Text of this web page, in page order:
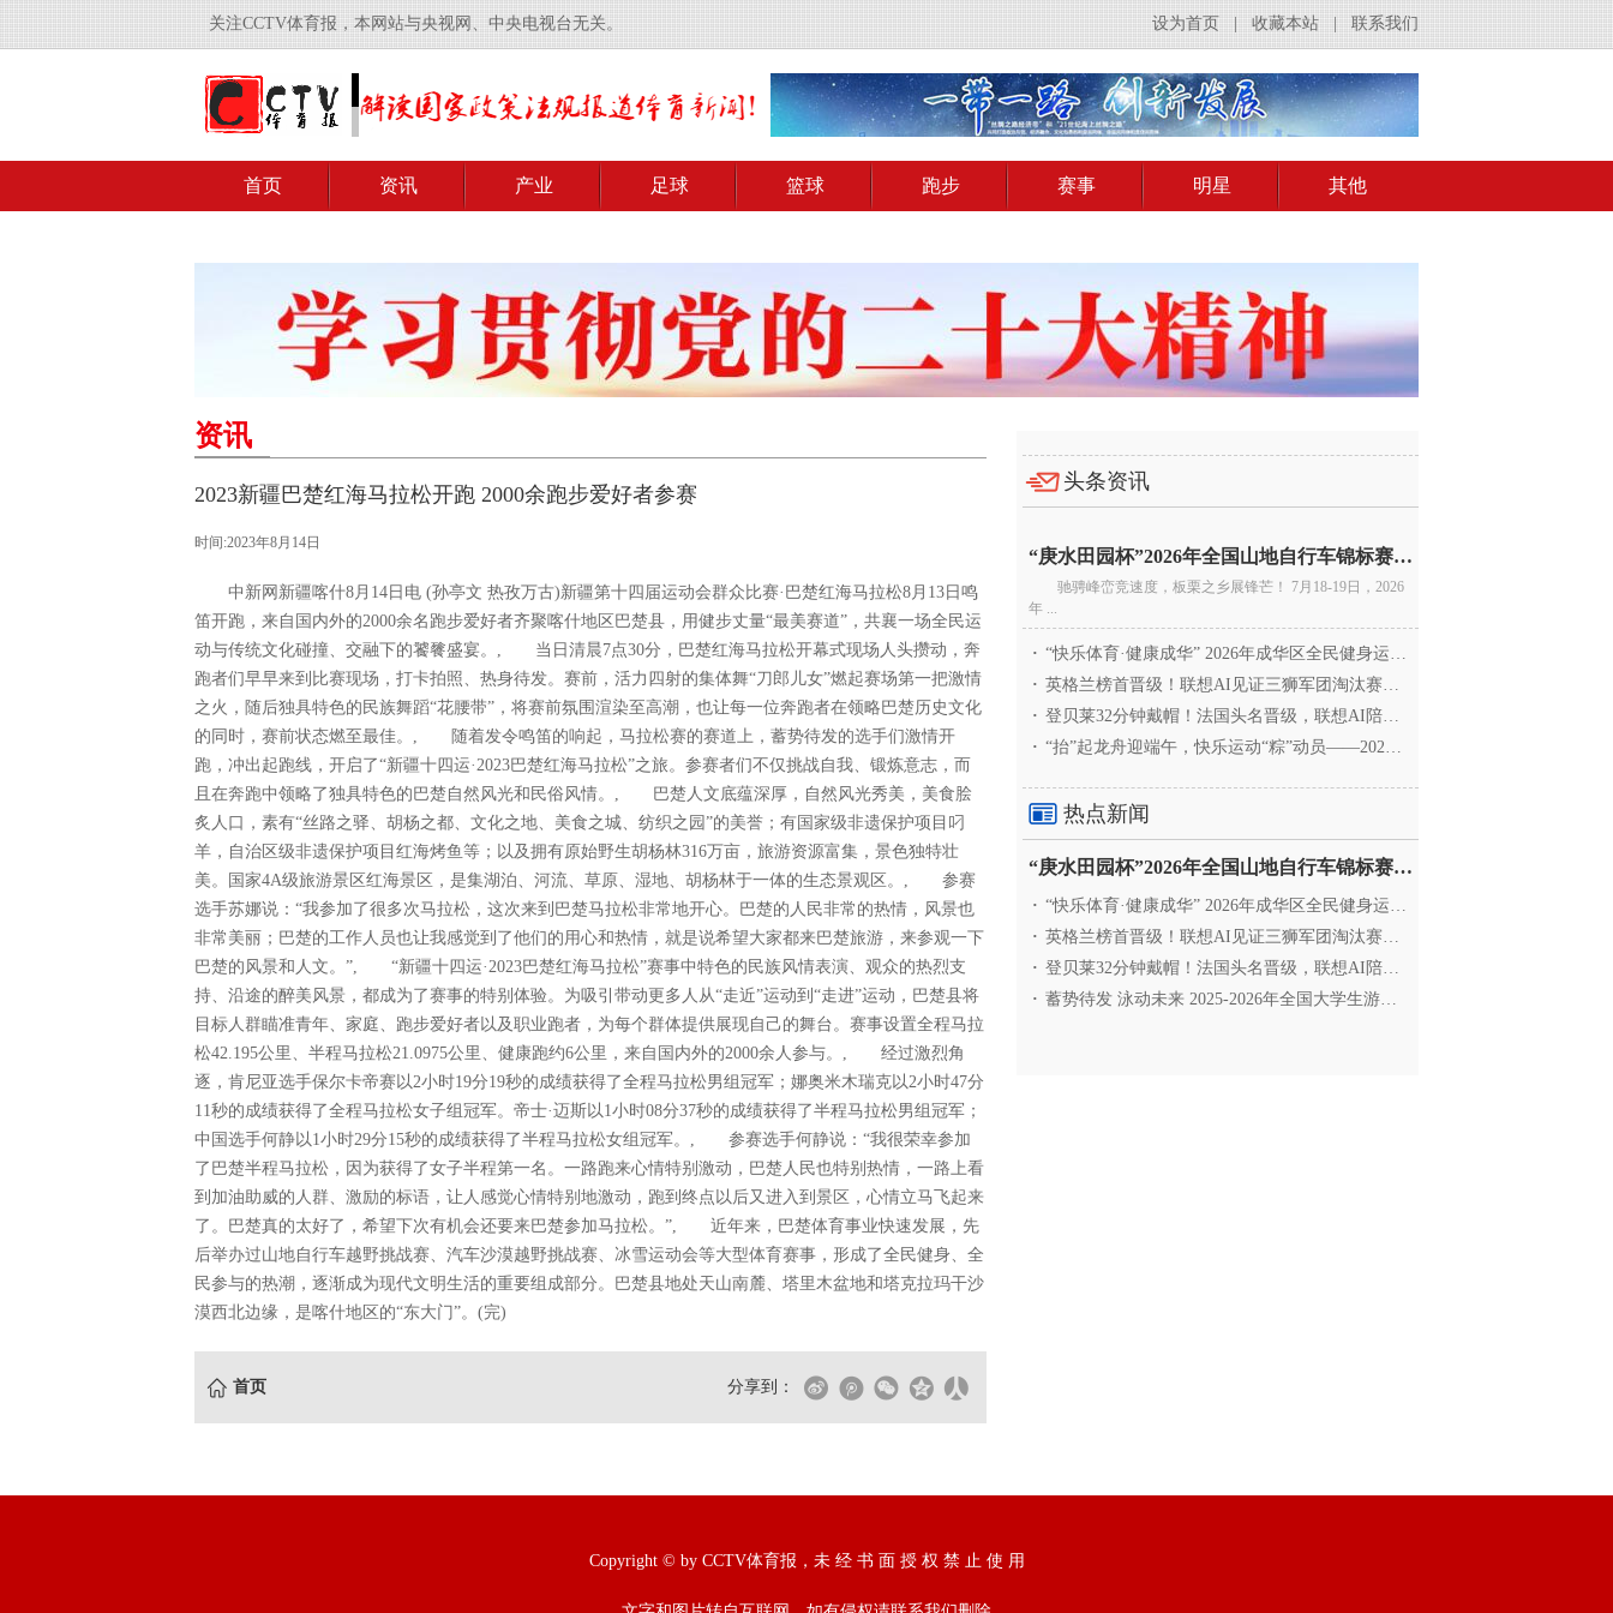
关注CCTV体育报，本网站与央视网、中央电视台无关。 联系我们
收藏本站
设为首页
首页 资讯 产业 足球 篮球 跑步 赛事 明星 其他
资讯
2023新疆巴楚红海马拉松开跑 2000余跑步爱好者参赛
时间:2023年8月14日
中新网新疆喀什8月14日电 (孙亭文 热孜万古)新疆第十四届运动会群众比赛·巴楚红海马拉松8月13日鸣
笛开跑，来自国内外的2000余名跑步爱好者齐聚喀什地区巴楚县，用健步丈量“最美赛道”，共襄一场全民运
动与传统文化碰撞、交融下的饕餮盛宴。, 当日清晨7点30分，巴楚红海马拉松开幕式现场人头攒动，奔
跑者们早早来到比赛现场，打卡拍照、热身待发。赛前，活力四射的集体舞“刀郎儿女”燃起赛场第一把激情
之火，随后独具特色的民族舞蹈“花腰带”，将赛前氛围渲染至高潮，也让每一位奔跑者在领略巴楚历史文化
的同时，赛前状态燃至最佳。, 随着发令鸣笛的响起，马拉松赛的赛道上，蓄势待发的选手们激情开
跑，冲出起跑线，开启了“新疆十四运·2023巴楚红海马拉松”之旅。参赛者们不仅挑战自我、锻炼意志，而
且在奔跑中领略了独具特色的巴楚自然风光和民俗风情。, 巴楚人文底蕴深厚，自然风光秀美，美食脍
炙人口，素有“丝路之驿、胡杨之都、文化之地、美食之城、纺织之园”的美誉；有国家级非遗保护项目叼
羊，自治区级非遗保护项目红海烤鱼等；以及拥有原始野生胡杨林316万亩，旅游资源富集，景色独特壮
美。国家4A级旅游景区红海景区，是集湖泊、河流、草原、湿地、胡杨林于一体的生态景观区。, 参赛
选手苏娜说：“我参加了很多次马拉松，这次来到巴楚马拉松非常地开心。巴楚的人民非常的热情，风景也
非常美丽；巴楚的工作人员也让我感觉到了他们的用心和热情，就是说希望大家都来巴楚旅游，来参观一下
巴楚的风景和人文。”, “新疆十四运·2023巴楚红海马拉松”赛事中特色的民族风情表演、观众的热烈支
持、沿途的醉美风景，都成为了赛事的特别体验。为吸引带动更多人从“走近”运动到“走进”运动，巴楚县将
目标人群瞄准青年、家庭、跑步爱好者以及职业跑者，为每个群体提供展现自己的舞台。赛事设置全程马拉
松42.195公里、半程马拉松21.0975公里、健康跑约6公里，来自国内外的2000余人参与。, 经过激烈角
逐，肯尼亚选手保尔卡帝赛以2小时19分19秒的成绩获得了全程马拉松男组冠军；娜奥米木瑞克以2小时47分
11秒的成绩获得了全程马拉松女子组冠军。帝士·迈斯以1小时08分37秒的成绩获得了半程马拉松男组冠军；
中国选手何静以1小时29分15秒的成绩获得了半程马拉松女组冠军。, 参赛选手何静说：“我很荣幸参加
了巴楚半程马拉松，因为获得了女子半程第一名。一路跑来心情特别激动，巴楚人民也特别热情，一路上看
到加油助威的人群、激励的标语，让人感觉心情特别地激动，跑到终点以后又进入到景区，心情立马飞起来
了。巴楚真的太好了，希望下次有机会还要来巴楚参加马拉松。”, 近年来，巴楚体育事业快速发展，先
后举办过山地自行车越野挑战赛、汽车沙漠越野挑战赛、冰雪运动会等大型体育赛事，形成了全民健身、全
民参与的热潮，逐渐成为现代文明生活的重要组成部分。巴楚县地处天山南麓、塔里木盆地和塔克拉玛干沙
漠西北边缘，是喀什地区的“东大门”。(完)
首页 分享到：
头条资讯
“庚水田园杯”2026年全国山地自行车锦标赛暨全国青年
驰骋峰峦竞速度，板栗之乡展锋芒！ 7月18-19日，2026
年 ...
· “快乐体育·健康成华” 2026年成华区全民健身运动会暨
· 英格兰榜首晋级！联想AI见证三狮军团淘汰赛征程
· 登贝莱32分钟戴帽！法国头名晋级，联想AI陪伴世界杯
· “抬”起龙舟迎端午，快乐运动“粽”动员——2026年成华区
热点新闻
“庚水田园杯”2026年全国山地自行车锦标赛暨全国青年
· “快乐体育·健康成华” 2026年成华区全民健身运动会暨
· 英格兰榜首晋级！联想AI见证三狮军团淘汰赛征程
· 登贝莱32分钟戴帽！法国头名晋级，联想AI陪伴世界杯
· 蓄势待发 泳动未来 2025-2026年全国大学生游泳锦标赛
Copyright © by CCTV体育报，未 经 书 面 授 权 禁 止 使 用